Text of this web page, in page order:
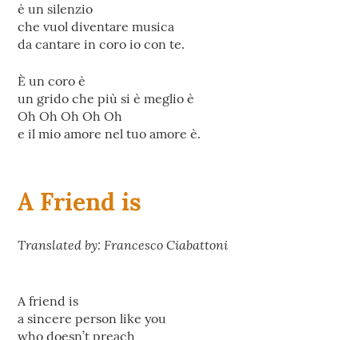
è un silenzio
che vuol diventare musica
da cantare in coro io con te.
È un coro è
un grido che più si è meglio è
Oh Oh Oh Oh Oh
e il mio amore nel tuo amore è.
A Friend is
Translated by: Francesco Ciabattoni
A friend is
a sincere person like you
who doesn’t preach